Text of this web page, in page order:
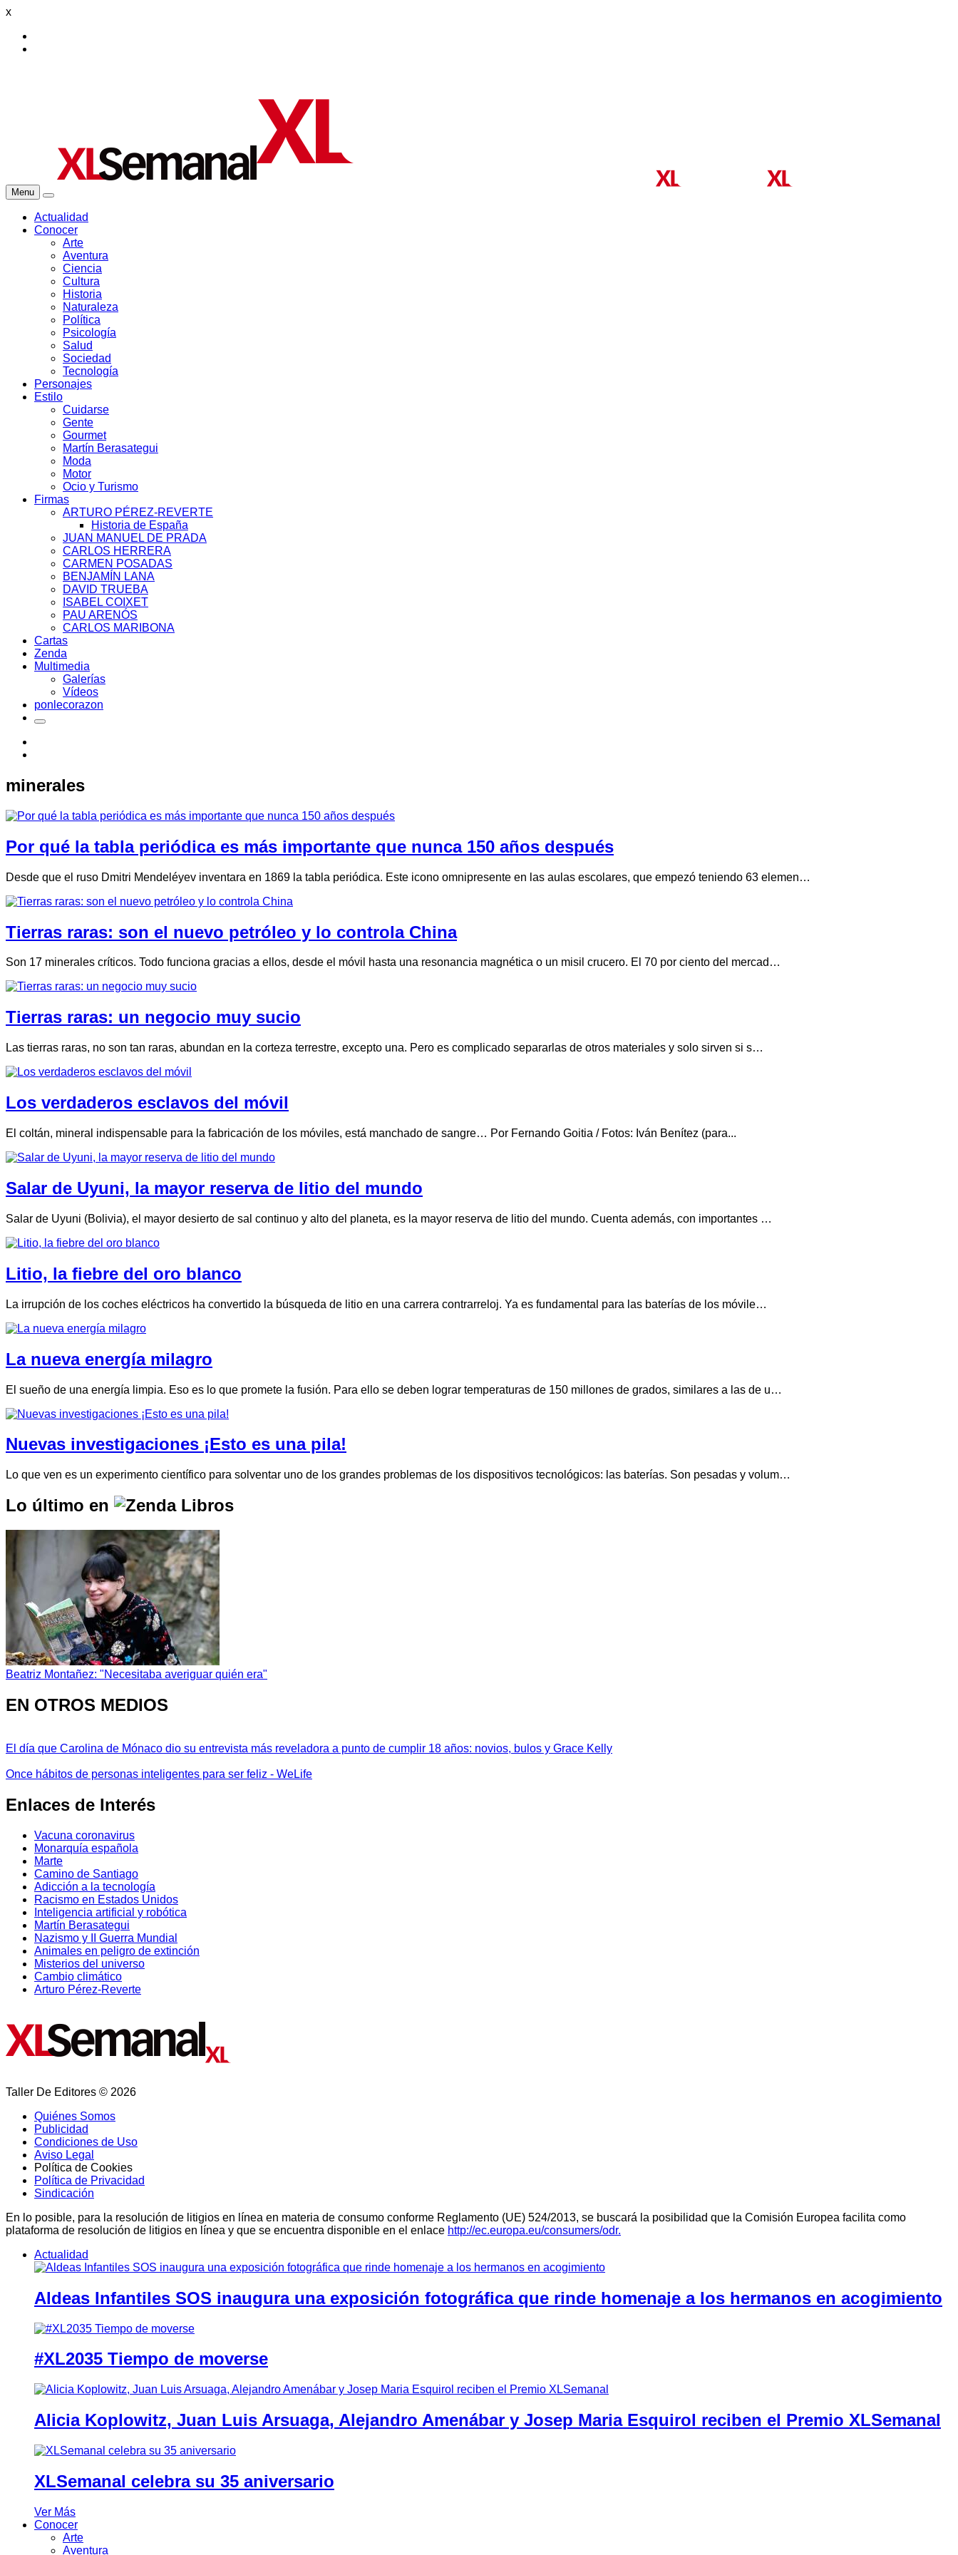
x
Menu
Actualidad
Conocer
Arte
Aventura
Ciencia
Cultura
Historia
Naturaleza
Política
Psicología
Salud
Sociedad
Tecnología
Personajes
Estilo
Cuidarse
Gente
Gourmet
Martín Berasategui
Moda
Motor
Ocio y Turismo
Firmas
ARTURO PÉREZ-REVERTE
Historia de España
JUAN MANUEL DE PRADA
CARLOS HERRERA
CARMEN POSADAS
BENJAMÍN LANA
DAVID TRUEBA
ISABEL COIXET
PAU ARENÓS
CARLOS MARIBONA
Cartas
Zenda
Multimedia
Galerías
Vídeos
ponlecorazon
minerales
Por qué la tabla periódica es más importante que nunca 150 años después
Desde que el ruso Dmitri Mendeléyev inventara en 1869 la tabla periódica. Este icono omnipresente en las aulas escolares, que empezó teniendo 63 elemen…
Tierras raras: son el nuevo petróleo y lo controla China
Son 17 minerales críticos. Todo funciona gracias a ellos, desde el móvil hasta una resonancia magnética o un misil crucero. El 70 por ciento del mercad…
Tierras raras: un negocio muy sucio
Las tierras raras, no son tan raras, abundan en la corteza terrestre, excepto una. Pero es complicado separarlas de otros materiales y solo sirven si s…
Los verdaderos esclavos del móvil
El coltán, mineral indispensable para la fabricación de los móviles, está manchado de sangre… Por Fernando Goitia / Fotos: Iván Benítez (para...
Salar de Uyuni, la mayor reserva de litio del mundo
Salar de Uyuni (Bolivia), el mayor desierto de sal continuo y alto del planeta, es la mayor reserva de litio del mundo. Cuenta además, con importantes …
Litio, la fiebre del oro blanco
La irrupción de los coches eléctricos ha convertido la búsqueda de litio en una carrera contrarreloj. Ya es fundamental para las baterías de los móvile…
La nueva energía milagro
El sueño de una energía limpia. Eso es lo que promete la fusión. Para ello se deben lograr temperaturas de 150 millones de grados, similares a las de u…
Nuevas investigaciones ¡Esto es una pila!
Lo que ven es un experimento científico para solventar uno de los grandes problemas de los dispositivos tecnológicos: las baterías. Son pesadas y volum…
Lo último en
Beatriz Montañez: "Necesitaba averiguar quién era"
EN OTROS MEDIOS
El día que Carolina de Mónaco dio su entrevista más reveladora a punto de cumplir 18 años: novios, bulos y Grace Kelly
Once hábitos de personas inteligentes para ser feliz - WeLife
Enlaces de Interés
Vacuna coronavirus
Monarquía española
Marte
Camino de Santiago
Adicción a la tecnología
Racismo en Estados Unidos
Inteligencia artificial y robótica
Martín Berasategui
Nazismo y II Guerra Mundial
Animales en peligro de extinción
Misterios del universo
Cambio climático
Arturo Pérez-Reverte
Taller De Editores © 2026
Quiénes Somos
Publicidad
Condiciones de Uso
Aviso Legal
Política de Cookies
Política de Privacidad
Sindicación
En lo posible, para la resolución de litigios en línea en materia de consumo conforme Reglamento (UE) 524/2013, se buscará la posibilidad que la Comisión Europea facilita como
plataforma de resolución de litigios en línea y que se encuentra disponible en el enlace http://ec.europa.eu/consumers/odr.
Actualidad
Aldeas Infantiles SOS inaugura una exposición fotográfica que rinde homenaje a los hermanos en acogimiento
#XL2035 Tiempo de moverse
Alicia Koplowitz, Juan Luis Arsuaga, Alejandro Amenábar y Josep Maria Esquirol reciben el Premio XLSemanal
XLSemanal celebra su 35 aniversario
Ver Más
Conocer
Arte
Aventura